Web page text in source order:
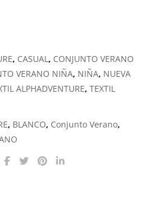
, CASUAL, CONJUNTO VERANO
VERANO NIÑA, NIÑA, NUEVA
ALPHADVENTURE, TEXTIL
, BLANCO, Conjunto Verano,